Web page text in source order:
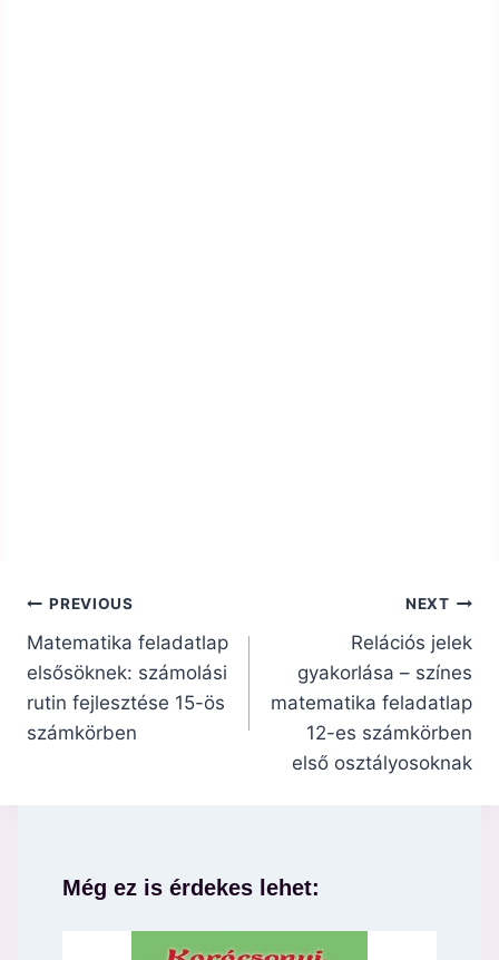
Bejegyzés
navigáció
PREVIOUS
Matematika feladatlap
elsősöknek: számolási
rutin fejlesztése 15-ös
számkörben
NEXT
Relációs jelek
gyakorlása – színes
matematika feladatlap
12-es számkörben
első osztályosoknak
Még ez is érdekes lehet: